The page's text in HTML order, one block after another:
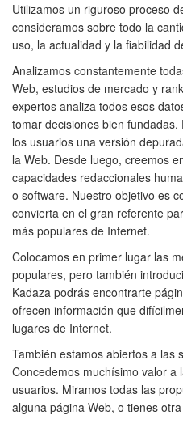
Utilizamos un riguroso proceso
consideramos sobre todo la
uso, la actualidad y la fiabilidad
Analizamos constantemente
Web, estudios de mercado y
expertos analiza todos esos
tomar decisiones bien
los usuarios una versión
la Web. Desde luego, creemos
capacidades redaccionales
o software. Nuestro objetivo es
convierta en el gran referente
más populares de Internet.
Colocamos en primer lugar las
populares, pero también
Kadaza podrás encontrarte
ofrecen información que
lugares de Internet.
También estamos abiertos a las
Concedemos muchísimo valor a
usuarios. Miramos todas las
alguna página Web, o tienes